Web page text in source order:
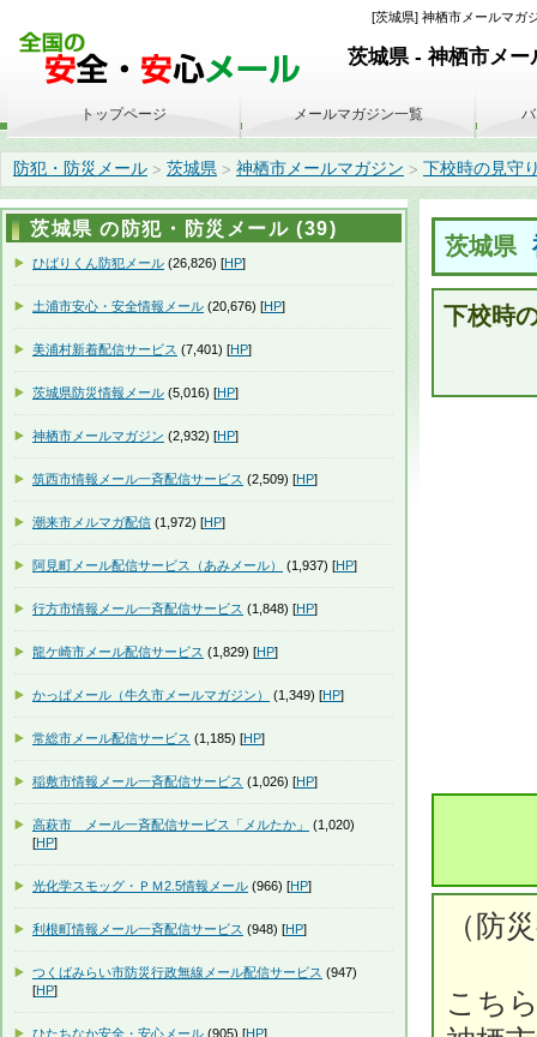
[茨城県] 神栖市メールマガ
茨城県 - 神栖市メー
防犯・防災メール > 茨城県 > 神栖市メールマガジン > 下校時の見守
茨城県
下校時
（防
こち
トップページ メールマガジン一覧
茨城県 の防犯・防災メール (39)
ひばりくん防犯メール (26,826) [HP]
土浦市安心・安全情報メール (20,676) [HP]
美浦村新着配信サービス (7,401) [HP]
茨城県防災情報メール (5,016) [HP]
神栖市メールマガジン (2,932) [HP]
筑西市情報メール一斉配信サービス (2,509) [HP]
潮来市メルマガ配信 (1,972) [HP]
阿見町メール配信サービス（あみメール） (1,937) [HP]
行方市情報メール一斉配信サービス (1,848) [HP]
龍ケ崎市メール配信サービス (1,829) [HP]
かっぱメール（牛久市メールマガジン） (1,349) [HP]
常総市メール配信サービス (1,185) [HP]
稲敷市情報メール一斉配信サービス (1,026) [HP]
高萩市 メール一斉配信サービス「メルたか」
(1,020)
[HP]
光化学スモッグ・ＰＭ2.5情報メール (966) [HP]
利根町情報メール一斉配信サービス (948) [HP]
つくばみらい市防災行政無線メール配信サービス (947)
[HP]
ひたちなか安全・安心メール (905) [HP]